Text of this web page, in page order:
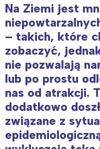
Na Ziemi jest
– takich, które
zobaczyć,
nie pozwalają
lub po prostu
nas od atrakcji.
dodatkowo
związane z